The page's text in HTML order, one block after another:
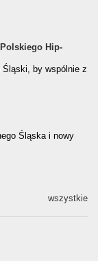
Hip-
Hip-
by wspólnie z
Śląska i nowy
wszystkie